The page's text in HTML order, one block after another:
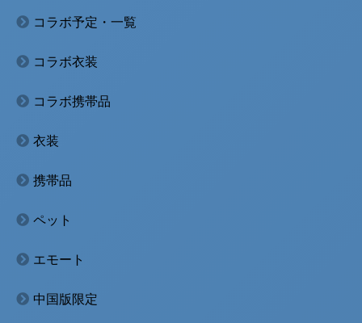
コラボ予定・一覧
コラボ衣装
コラボ携帯品
衣装
携帯品
ペット
エモート
中国版限定